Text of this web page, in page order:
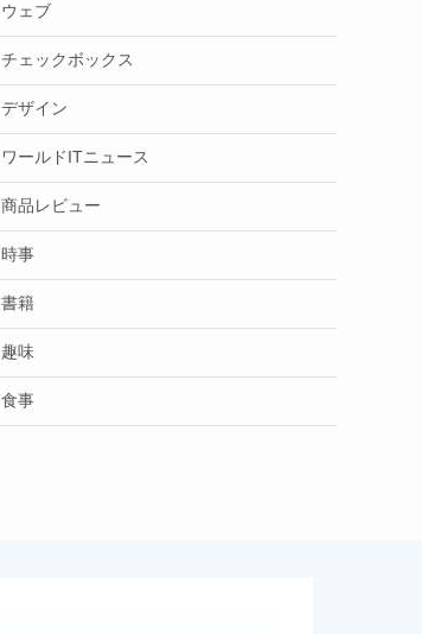
ウェブ
チェックボックス
デザイン
ワールドITニュース
商品レビュー
時事
書籍
趣味
食事